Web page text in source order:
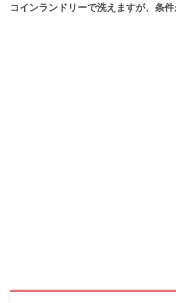
コインランドリーで洗えますが、条件